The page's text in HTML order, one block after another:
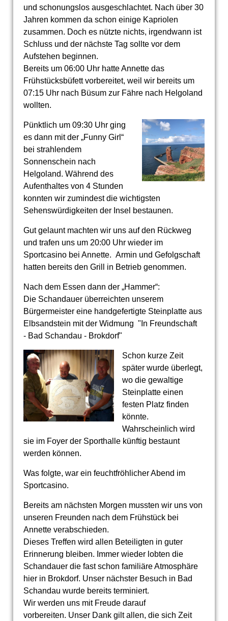
und schonungslos ausgeschlachtet. Nach über 30
Jahren kommen da schon einige Kapriolen
zusammen. Doch es nützte nichts, irgendwann ist
Schluss und der nächste Tag sollte vor dem
Aufstehen beginnen.
Bereits um 06:00 Uhr hatte Annette das
Frühstücksbüfett vorbereitet, weil wir bereits um
07:15 Uhr nach Büsum zur Fähre nach Helgoland
wollten.
Pünktlich um 09:30 Uhr ging
es dann mit der „Funny Girl“
bei strahlendem
Sonnenschein nach
Helgoland. Während des
Aufenthaltes von 4 Stunden
konnten wir zumindest die wichtigsten
Sehenswürdigkeiten der Insel bestaunen.
Gut gelaunt machten wir uns auf den Rückweg
und trafen uns um 20:00 Uhr wieder im
Sportcasino bei Annette. Armin und Gefolgschaft
hatten bereits den Grill in Betrieb genommen.
Nach dem Essen dann der „Hammer“:
Die Schandauer überreichten unserem
Bürgermeister eine handgefertigte Steinplatte aus
Elbsandstein mit der Widmung "In Freundschaft
- Bad Schandau - Brokdorf"
Schon kurze Zeit
später wurde überlegt,
wo die gewaltige
Steinplatte einen
festen Platz finden
könnte.
Wahrscheinlich wird
sie im Foyer der Sporthalle künftig bestaunt
werden können.
Was folgte, war ein feuchtfröhlicher Abend im
Sportcasino.
Bereits am nächsten Morgen mussten wir uns von
unseren Freunden nach dem Frühstück bei
Annette verabschieden.
Dieses Treffen wird allen Beteiligten in guter
Erinnerung bleiben. Immer wieder lobten die
Schandauer die fast schon familiäre Atmosphäre
hier in Brokdorf. Unser nächster Besuch in Bad
Schandau wurde bereits terminiert.
Wir werden uns mit Freude darauf
vorbereiten. Unser Dank gilt allen, die sich Zeit